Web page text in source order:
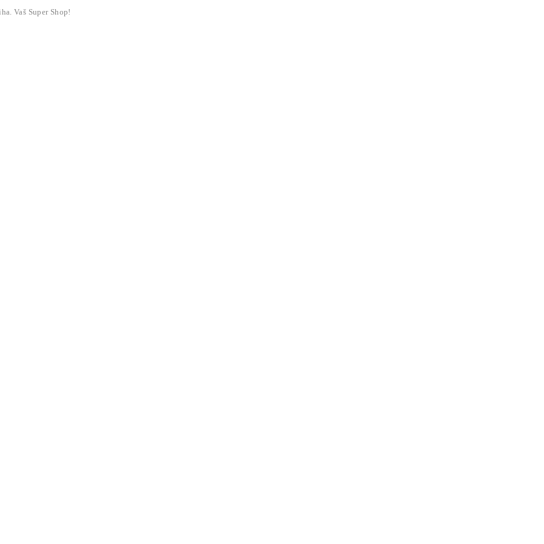
Vaš Super Shop!